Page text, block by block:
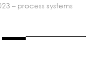
– process systems